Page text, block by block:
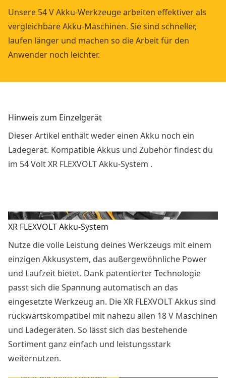
Unsere 54 V Akku-Werkzeuge arbeiten effektiver als
vergleichbare Akku-Maschinen. Sie sind schneller,
laufen länger und machen so die Arbeit für den
Anwender noch leichter.
Hinweis zum Einzelgerät
Dieser Artikel enthält weder einen Akku noch ein
Ladegerät. Kompatible Akkus und Zubehör findest du
im 54 Volt XR FLEXVOLT Akku-System .
XR FLEXVOLT Akku-System
Nutze die volle Leistung deines Werkzeugs mit einem
einzigen Akkusystem, das außergewöhnliche Power
und Laufzeit bietet. Dank patentierter Technologie
passt sich die Spannung automatisch an das
eingesetzte Werkzeug an. Die XR FLEXVOLT Akkus sind
rückwärtskompatibel mit nahezu allen 18 V Maschinen
und Ladegeräten. So lässt sich das bestehende
Sortiment ganz einfach und leistungsstark
weiternutzen.